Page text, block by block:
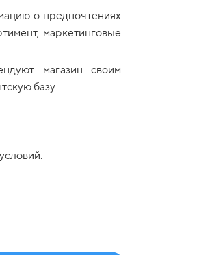
о предпочтениях
маркетинговые
магазин своим
базу.